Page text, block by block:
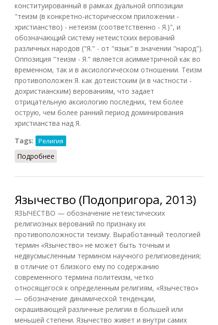
конституированный в рамках дуальной оппозиции
"теизм (в конкретно-историческом приложении -
христианство) - нетеизм (соответственно - Я.)", и
обозначающий систему нетеистских верований
различных народов ("Я." - от "язык" в значении "народ").
Оппозиция "теизм - Я." является асимметричной как во
временном, так и в аксиологическом отношении. Теизм
противоположен Я. как дотеистским (и в частности -
дохристианским) верованиям, что задает
отрицательную аксиологию последних, тем более
острую, чем более ранний период доминирования
христианства над Я.
Tags:
Религия
Подробнее
Язычество (Подопригора, 2013)
ЯЗЫЧЕСТВО — обозначение нетеистических
религиозных верований по признаку их
противоположности теизму. Выработанный теологией
термин «Язычество» не может быть точным и
недвусмысленным термином научного религиоведения;
в отличие от близкого ему по содержанию
современного термина политеизм, четко
относящегося к определенным религиям, «Язычество»
— обозначение динамической тенденции,
окрашивающей различные религии в большей или
меньшей степени. Язычество живет и внутри самих